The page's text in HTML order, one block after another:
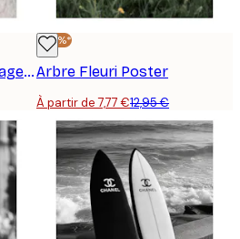
Étoile de Mer et Coquillage Poster
-40%*
Arbre Fleuri Poster
À partir de 7,77 €12,95 €